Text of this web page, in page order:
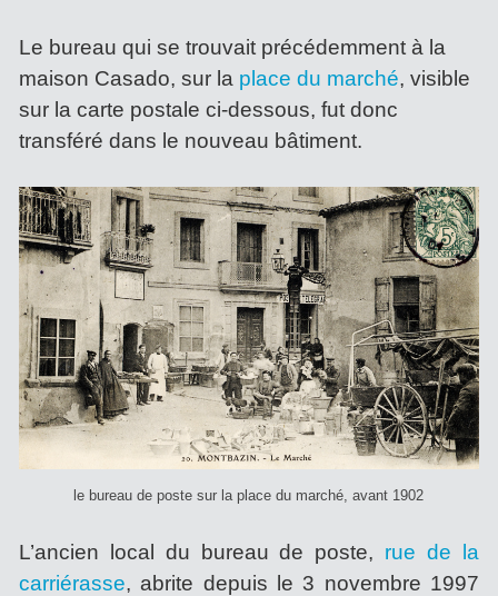
Le bureau qui se trouvait précédemment à la
maison Casado, sur la place du marché, visible
sur la carte postale ci-dessous, fut donc
transféré dans le nouveau bâtiment.
le bureau de poste sur la place du marché, avant 1902
L’ancien local du bureau de poste, rue de la
carriérasse, abrite depuis le 3 novembre 1997